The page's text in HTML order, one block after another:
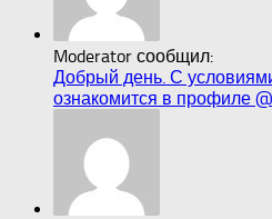
Moderator сообщил:
Добрый день. С
ознакомится в профиле